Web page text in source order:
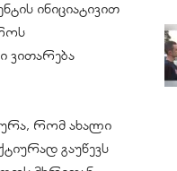
ინიციატივით
ვითარება
რომ ახალი
გაუწევს